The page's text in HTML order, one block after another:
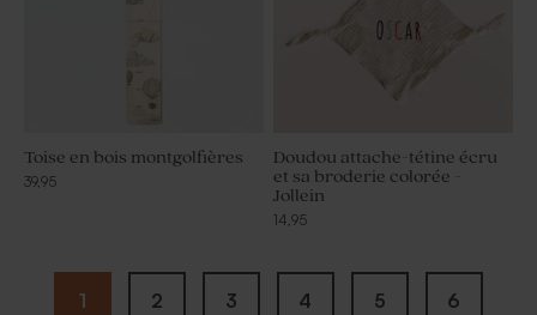
Toise en bois montgolfières
39,95
Doudou attache-tétine écru
et sa broderie colorée -
Jollein
14,95
1 2 3 4 5 6